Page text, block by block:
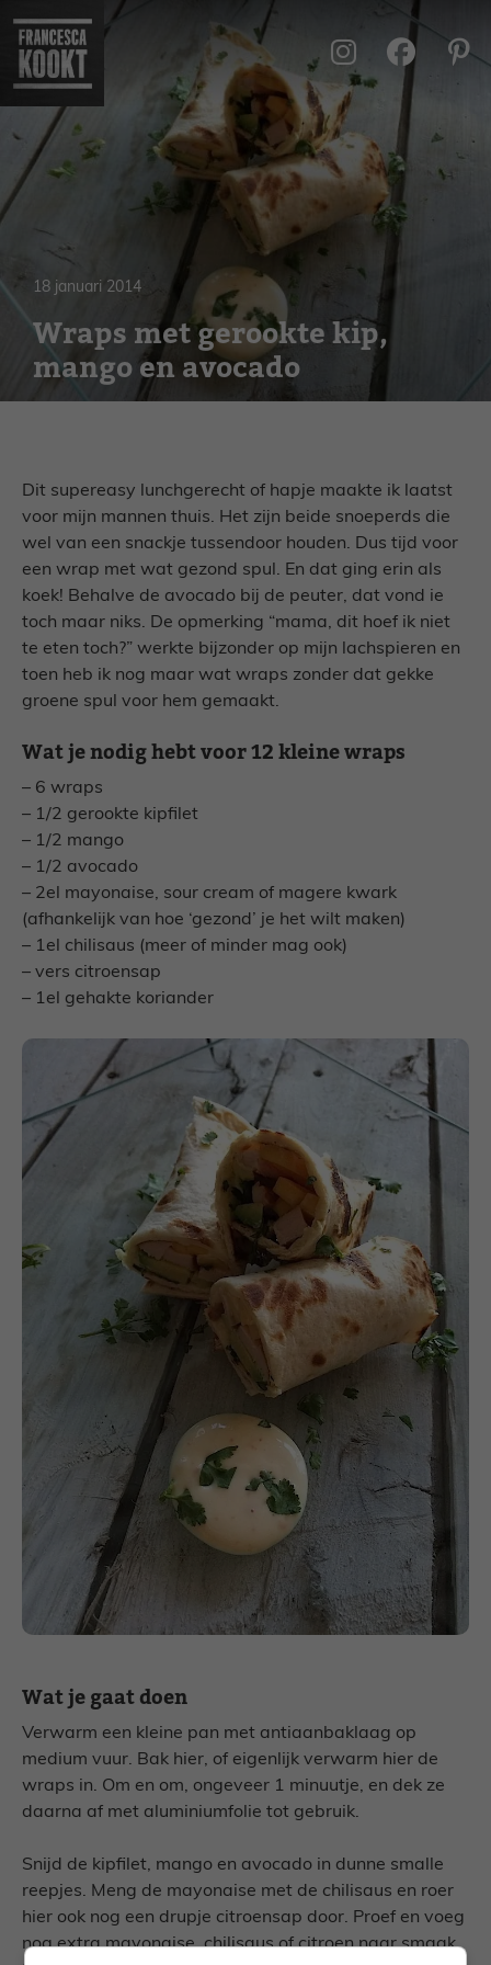
naar
inhoud
18 januari 2014
Wraps met gerookte kip,
mango en avocado
Dit supereasy lunchgerecht of hapje maakte ik laatst
voor mijn mannen thuis. Het zijn beide snoeperds die
wel van een snackje tussendoor houden. Dus tijd voor
een wrap met wat gezond spul. En dat ging erin als
koek! Behalve de avocado bij de peuter, dat vond ie
toch maar niks. De opmerking “mama, dit hoef ik niet
te eten toch?” werkte bijzonder op mijn lachspieren en
toen heb ik nog maar wat wraps zonder dat gekke
groene spul voor hem gemaakt.
Wat je nodig hebt voor 12 kleine wraps
– 6 wraps
– 1/2 gerookte kipfilet
– 1/2 mango
– 1/2 avocado
– 2el mayonaise, sour cream of magere kwark
(afhankelijk van hoe ‘gezond’ je het wilt maken)
– 1el chilisaus (meer of minder mag ook)
– vers citroensap
– 1el gehakte koriander
Wat je gaat doen
Verwarm een kleine pan met antiaanbaklaag op
medium vuur. Bak hier, of eigenlijk verwarm hier de
wraps in. Om en om, ongeveer 1 minuutje, en dek ze
daarna af met aluminiumfolie tot gebruik.
Snijd de kipfilet, mango en avocado in dunne smalle
reepjes. Meng de mayonaise met de chilisaus en roer
hier ook nog een drupje citroensap door. Proef en voeg
nog extra mayonaise, chilisaus of citroen naar smaak